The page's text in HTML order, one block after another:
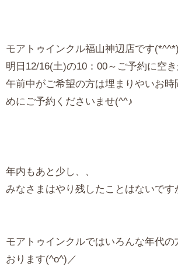
モアトゥインクル福山神辺店です(*^^*)
明日12/16(土)の10：00～ご予約に空
午前中がご希望の方は埋まりやいお
めにご予約くださいませ(^^♪
年内もあと少し、、
みなさまはやり残したことはないです
モアトゥインクルではいろんな年代の
おります(^o^)／